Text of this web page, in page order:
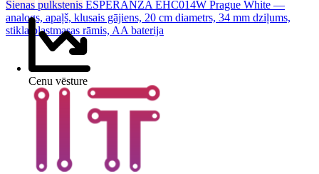
Cenu vēsture
Sienas pulkstenis ESPERANZA EHC014W Prague White —
analogs, apaļš, klusais gājiens, 20 cm diametrs, 34 mm dziļums,
stikla/plastmasas rāmis, AA baterija